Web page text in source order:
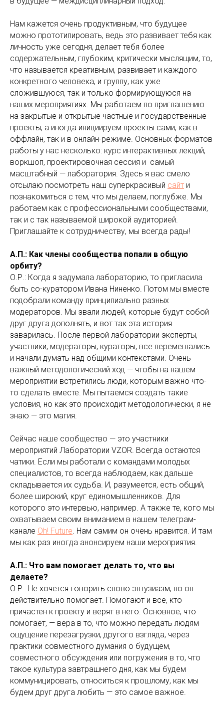
Нам кажется очень продуктивным, что будущее
можно прототипировать, ведь это развивает тебя как
личность уже сегодня, делает тебя более
содержательным, глубоким, критически мыслящим, то,
что называется креативным, развивает и каждого
конкретного человека, и группу, как уже
сложившуюся, так и только формирующуюся на
наших мероприятиях. Мы работаем по приглашению
на закрытые и открытые частные и государственные
проекты, а иногда инициируем проекты сами, как в
оффлайн, так и в онлайн-режиме. Основных форматов
работы у нас несколько: курс интерактивных лекций,
воркшоп, проектировочная сессия и самый
масштабный — лаборатория. Здесь я вас смело
отсылаю посмотреть наш суперкрасивый сайт и
познакомиться с тем, что мы делаем, поглубже. Мы
работаем как с профессиональными сообществами,
так и с так называемой широкой аудиторией.
Приглашайте к сотрудничеству, мы всегда рады!
А.П.: Как члены сообщества попали в общую
орбиту?
О.Р.: Когда я задумала лабораторию, то пригласила
быть со-куратором Ивана Ниненко. Потом мы вместе
подобрали команду принципиально разных
модераторов. Мы звали людей, которые будут собой
друг друга дополнять, и вот так эта история
заварилась. После первой лаборатории эксперты,
участники, модераторы, кураторы, все перемешались
и начали думать над общими контекстами. Очень
важный методологический ход — чтобы на нашем
мероприятии встретились люди, которым важно что-
то сделать вместе. Мы пытаемся создать такие
условия, но как это происходит методологически, я не
знаю — это магия.
Сейчас наше сообщество — это участники
мероприятий Лаборатории VZOR. Всегда остаются
чатики. Если мы работали с командами молодых
специалистов, то всегда наблюдаем, как дальше
складывается их судьба. И, разумеется, есть общий,
более широкий, круг единомышленников. Для
которого это интервью, например. А также те, кого мы
охватываем своим вниманием в нашем телеграм-
канале Oh! Future . Нам самим он очень нравится. И там
мы как раз иногда анонсируем наши мероприятия.
А.П.: Что вам помогает делать то, что вы
делаете?
О.Р.: Не хочется говорить слово энтузиазм, но он
действительно помогает. Помогают и все, кто
причастен к проекту и верят в него. Основное, что
помогает, — вера в то, что можно передать людям
ощущение перезагрузки, другого взгляда, через
практики совместного думания о будущем,
совместного обсуждения или погружения в то, что
такое культура завтрашнего дня, как мы будем
коммуницировать, относиться к прошлому, как мы
будем друг друга любить — это самое важное.